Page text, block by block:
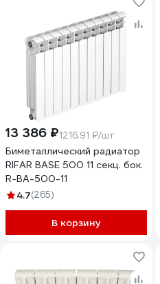
13 386 ₽1216.91 ₽/шт
Биметаллический радиатор
RIFAR BASE 500 11 секц. бок.
R-BA-500-11
4.7(265)
В корзину